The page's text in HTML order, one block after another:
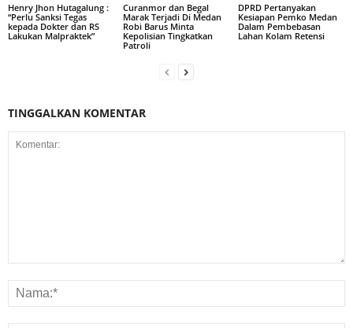
Henry Jhon Hutagalung :
“Perlu Sanksi Tegas
kepada Dokter dan RS
Lakukan Malpraktek”
Curanmor dan Begal
Marak Terjadi Di Medan
Robi Barus Minta
Kepolisian Tingkatkan
Patroli
DPRD Pertanyakan
Kesiapan Pemko Medan
Dalam Pembebasan
Lahan Kolam Retensi
TINGGALKAN KOMENTAR